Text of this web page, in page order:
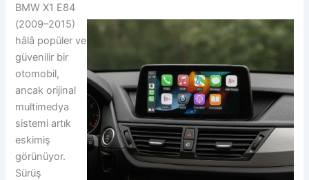
BMW X1 E84
(2009–2015)
hâlâ popüler ve
güvenilir bir
otomobil,
ancak orijinal
multimedya
sistemi artık
eskimiş
görünüyor.
Sürüş